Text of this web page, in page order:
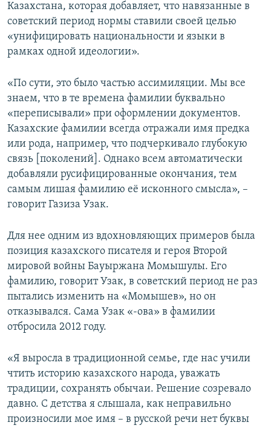
Казахстана, которая добавляет, что навязанные в
советский период нормы ставили своей целью
«унифицировать национальности и языки в
рамках одной идеологии».
«По сути, это было частью ассимиляции. Мы все
знаем, что в те времена фамилии буквально
«переписывали» при оформлении документов.
Казахские фамилии всегда отражали имя предка
или рода, например, что подчеркивало глубокую
связь [поколений]. Однако всем автоматически
добавляли русифицированные окончания, тем
самым лишая фамилию её исконного смысла», –
говорит Газиза Узак.
Для нее одним из вдохновляющих примеров была
позиция казахского писателя и героя Второй
мировой войны Бауыржана Момышулы. Его
фамилию, говорит Узак, в советский период не раз
пытались изменить на «Момышев», но он
отказывался. Сама Узак «-ова» в фамилии
отбросила 2012 году.
«Я выросла в традиционной семье, где нас учили
чтить историю казахского народа, уважать
традиции, сохранять обычаи. Решение созревало
давно. С детства я слышала, как неправильно
произносили мое имя – в русской речи нет буквы